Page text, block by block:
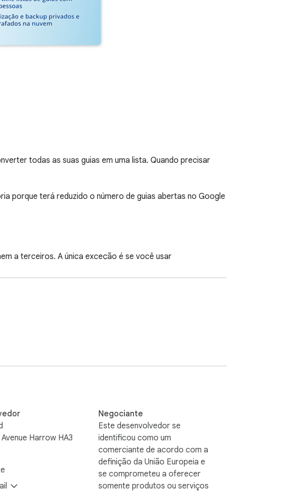
todas as suas guias em uma lista. Quando precisar
porque terá reduzido o número de guias abertas no Google
a terceiros. A única exceção é se você usar
Harrow HA3
Negociante
Este desenvolvedor se
identificou como um
comerciante de acordo com a
definição da União Europeia e
se comprometeu a oferecer
somente produtos ou serviços